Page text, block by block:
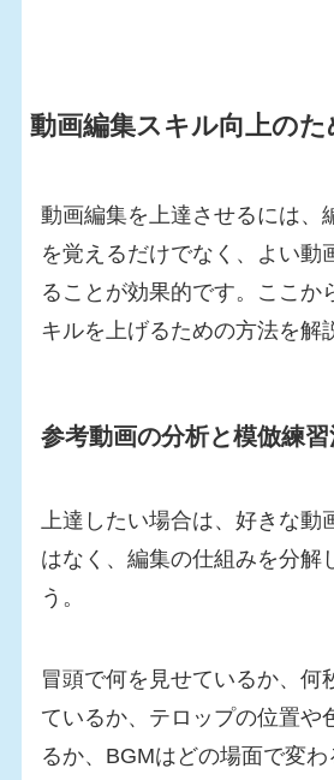
動画編集スキル向上の
動画編集を上達させるには、
を覚えるだけでなく、よい動
ることが効果的です。ここか
キルを上げるための方法を解
参考動画の分析と模倣練習
上達したい場合は、好きな動
はなく、編集の仕組みを分解
う。
冒頭で何を見せているか、何
ているか、テロップの位置や
るか、BGMはどの場面で変わ